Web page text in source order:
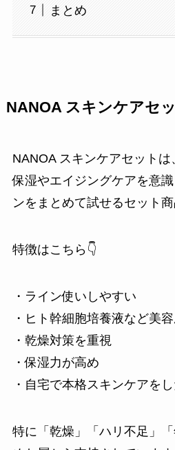
まとめ
NANOA スキンケアセ
NANOA スキンケアセットは
保湿やエイジングケアを意
ンをまとめて試せるセット商
特徴はこちら👇
・ライン使いしやすい
・ヒト幹細胞培養液など美
・乾燥対策を重視
・保湿力が高め
・自宅で本格スキンケアを
特に「乾燥」「ハリ不足」